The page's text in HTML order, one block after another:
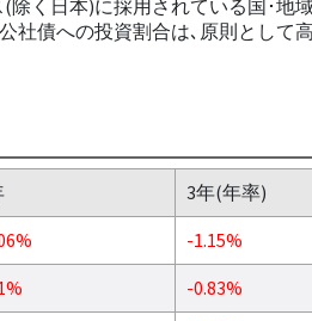
く日本)に採用されている国･
社債への投資割合は､原則とし
3年(年率)
-1.15%
-0.83%